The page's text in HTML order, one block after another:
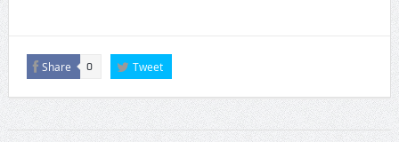
Share 0 Tweet